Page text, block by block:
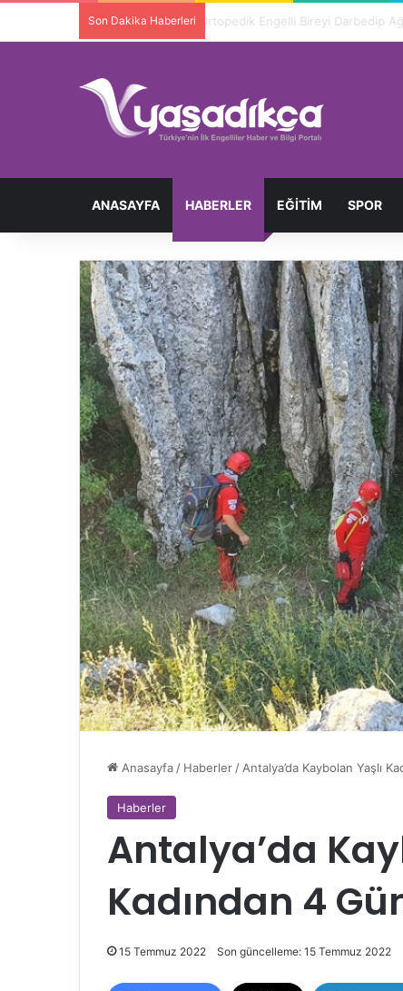
Son Dakika Haberleri Ortopedik Engelli Bireyi Darbedip
ANASAYFA HABERLER EĞITIM SPOR
Anasayfa/ Haberler/Antalya’da Kaybolan Yaşlı
Haberler
Antalya’da
Kadından 4
15 Temmuz 2022 Son güncelleme: 15 Temmuz 2022